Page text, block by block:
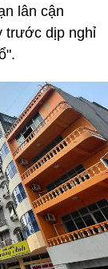
lân cận
trước dịp nghỉ